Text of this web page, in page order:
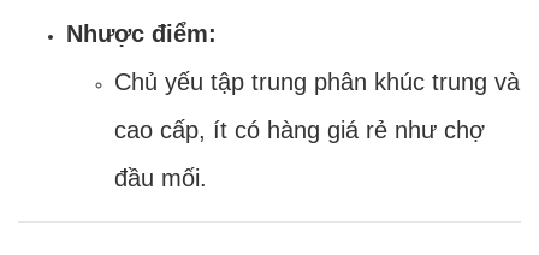
Nhược điểm:
Chủ yếu tập trung phân khúc trung và
cao cấp, ít có hàng giá rẻ như chợ
đầu mối.